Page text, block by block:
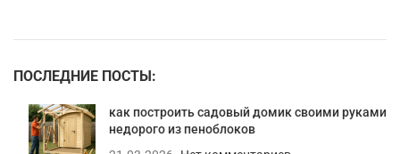
ПОСЛЕДНИЕ ПОСТЫ:
как построить садовый домик своими руками
недорого из пеноблоков